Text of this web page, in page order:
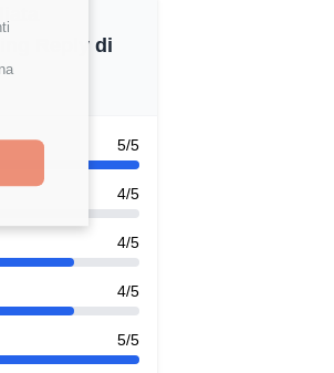
Reply di
5/5
4/5
4/5
4/5
5/5